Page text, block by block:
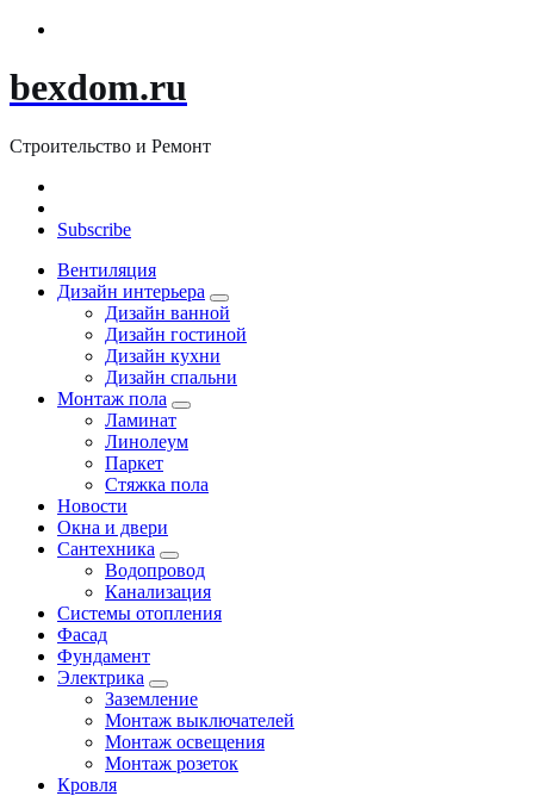
bexdom.ru
Строительство и Ремонт
Subscribe
Вентиляция
Дизайн интерьера
Дизайн ванной
Дизайн гостиной
Дизайн кухни
Дизайн спальни
Монтаж пола
Ламинат
Линолеум
Паркет
Стяжка пола
Новости
Окна и двери
Сантехника
Водопровод
Канализация
Системы отопления
Фасад
Фундамент
Электрика
Заземление
Монтаж выключателей
Монтаж освещения
Монтаж розеток
Кровля